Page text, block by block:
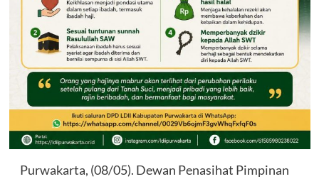
Purwakarta, (08/05). Dewan Penasihat Pimpinan